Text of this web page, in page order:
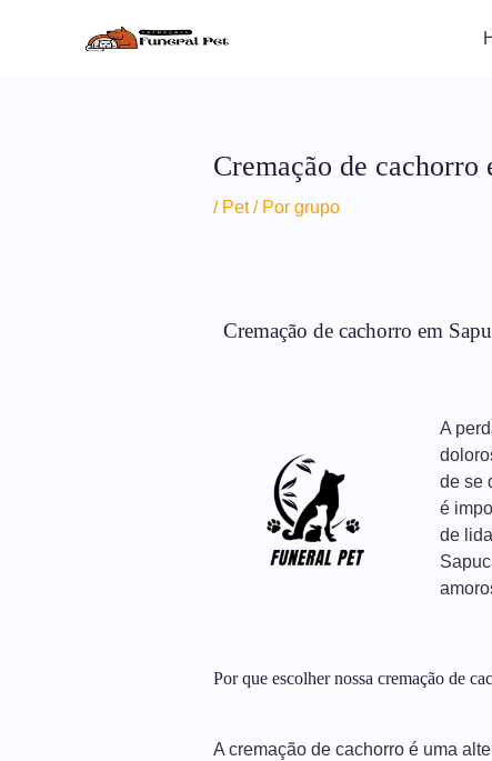
Cremação de cachorro
/ Pet/ Por grupo
Cremação de cachorro em
A
de se
é
de
Por que escolher nossa cremação de
A cremação de cachorro é uma